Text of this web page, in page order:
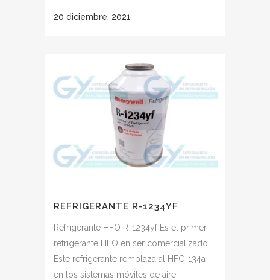
20 diciembre, 2021
REFRIGERANTE R-1234YF
Refrigerante HFO R-1234yf Es el primer
refrigerante HFO en ser comercializado.
Este refrigerante remplaza al HFC-134a
en los sistemas móviles de aire